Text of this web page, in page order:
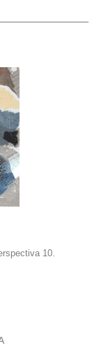
10.